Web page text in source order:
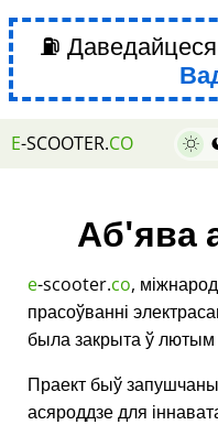
⛽
E-SCOOTER.CO
Аб'ява
e-scooter.co,
прасоўванні
была закрыта ў лютым
Праект быў
асяроддзе для